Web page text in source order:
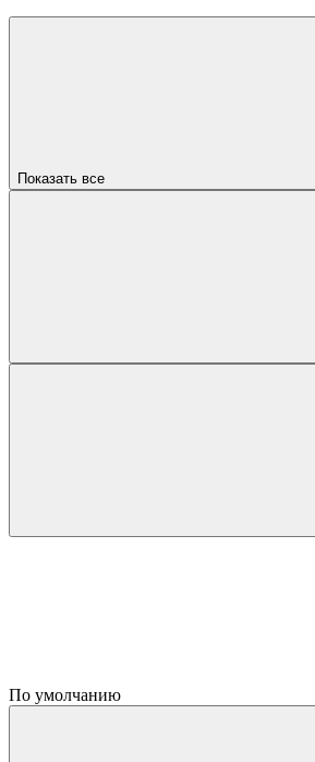
Показать все
По умолчанию